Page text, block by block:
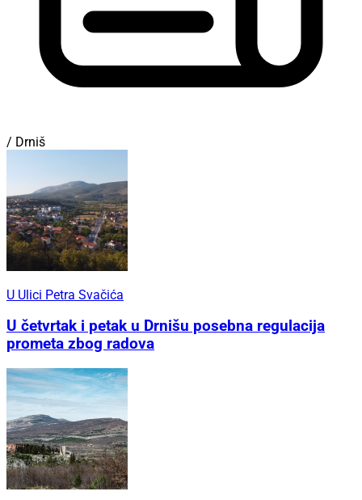
/ Drniš
U Ulici Petra Svačića
U četvrtak i petak u Drnišu posebna regulacija
prometa zbog radova